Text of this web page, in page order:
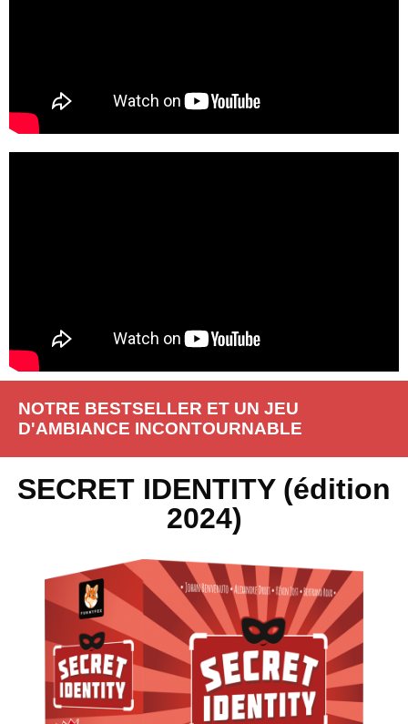
NOTRE BESTSELLER ET UN JEU
D'AMBIANCE INCONTOURNABLE
SECRET IDENTITY (édition
2024)